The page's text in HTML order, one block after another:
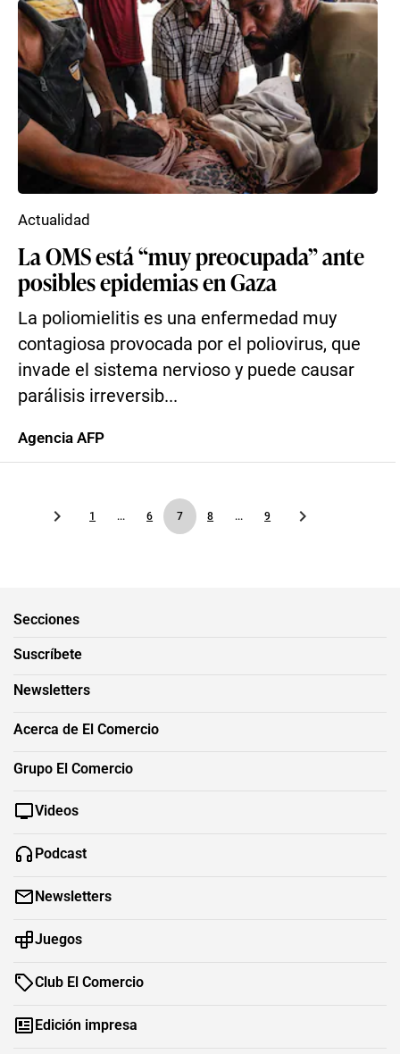
La OMS está “muy preocupada” ante
posibles epidemias en Gaza
La poliomielitis es una enfermedad muy
contagiosa provocada por el poliovirus, que
invade el sistema nervioso y puede causar
parálisis irreversib...
Actualidad
Agencia AFP
1 ... 6 7 8 ... 9
Secciones
Suscríbete
Newsletters
Acerca de El Comercio
Grupo El Comercio
Videos
Podcast
Newsletters
Juegos
Club El Comercio
Edición impresa